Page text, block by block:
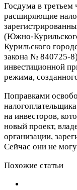
Госдума в
расширяющие
(Южно-
Курильского
закона № 840725-
инвестиционной
режима,
Поправками
на инвесторов,
новый проект,
организации,
Сейчас они не
Похожие статьи